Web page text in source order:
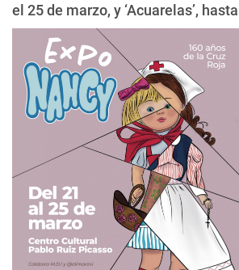
el 25 de marzo, y ‘Acuarelas’,